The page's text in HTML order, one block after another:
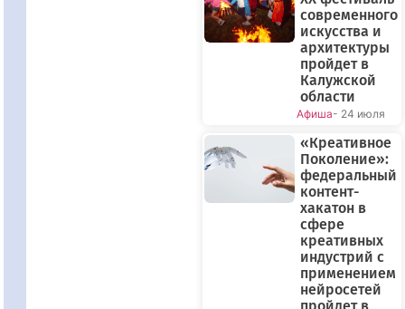
современного
искусства и
архитектуры
пройдет в
Калужской
области
Афиша- 24 июля
«Креативное
Поколение»:
федеральный
контент-
хакатон в
сфере
креативных
индустрий с
применением
нейросетей